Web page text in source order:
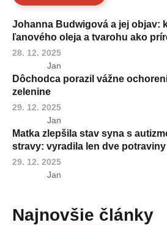
Johanna Budwigová a jej objav:
ľanového oleja a tvarohu ako
28. 12. 2025
Jan
Dôchodca porazil vážne
zelenine
29. 12. 2025
Jan
Matka zlepšila stav syna s
stravy: vyradila len dve potraviny
29. 12. 2025
Jan
Najnovšie články